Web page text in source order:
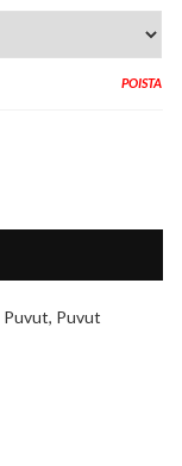
POISTA
Puvut, Puvut